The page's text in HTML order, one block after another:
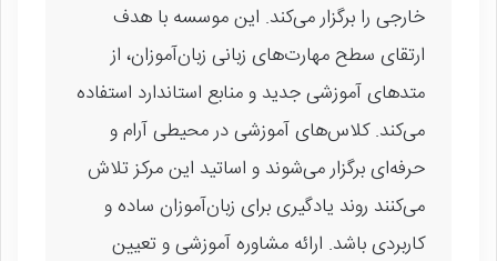
خارجی را برگزار می‌کند. این موسسه با هدف
ارتقای سطح مهارت‌های زبانی زبان‌آموزان، از
متدهای آموزشی جدید و منابع استاندارد استفاده
می‌کند. کلاس‌های آموزشی در محیطی آرام و
حرفه‌ای برگزار می‌شوند و اساتید این مرکز تلاش
می‌کنند روند یادگیری برای زبان‌آموزان ساده و
کاربردی باشد. ارائه مشاوره آموزشی و تعیین